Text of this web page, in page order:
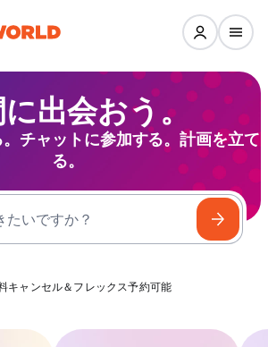
出会おう。
チャットに参加する。計画を立て
る。
たいですか？
キャンセル＆フレックス予約可能